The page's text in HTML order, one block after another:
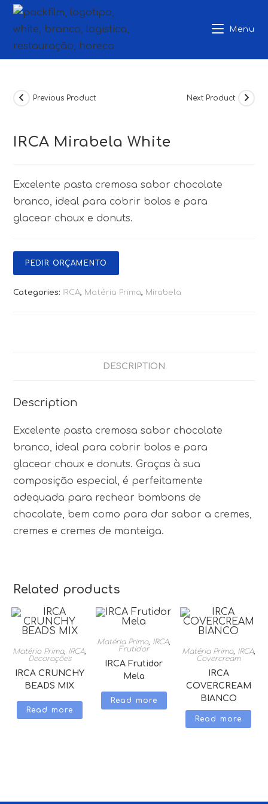
Skip
Menu
Previous Product Next Product
IRCA Mirabela White
Excelente pasta cremosa sabor chocolate
branco, ideal para cobrir bolos e para
glacearchoux e donuts.
PEDIR ORÇAMENTO
Categories: IRCA, Matéria Prima, Mirabela
DESCRIPTION
Description
Excelente pasta cremosa sabor chocolate
branco, ideal para cobrir bolos e para
glacearchoux e donuts. Graças à sua
composição especial, é perfeitamente
adequada para rechear bombons de
chocolate, bem como para dar sabor a cremes,
cremes e cremes de manteiga.
Related products
Matéria Prima, IRCA,
Decorações
IRCA CRUNCHY
BEADS MIX
Read more
Matéria Prima, IRCA,
Frutidor
IRCA Frutidor
Mela
Read more
Matéria Prima, IRCA,
Covercream
IRCA
COVERCREAM
BIANCO
Read more